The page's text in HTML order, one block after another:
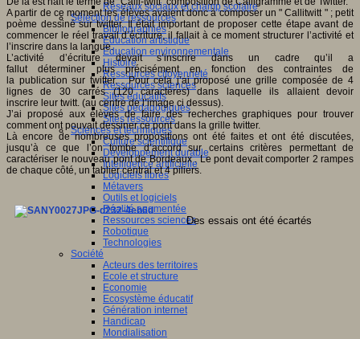
Réseaux sociaux et champ scolaire
Sélection de ressources
Bibliographies
Education artistique
Education environnementale
Histoire
Ressources citoyenneté
Ressources sciences
Sites éducatifs
Sites pédagogiques
Sites ressources
Sciences et techniques
Culture scientifique
Développement durable
Intelligence artificielle
Logiciels libres
Métavers
Outils et logiciels
Réalité augmentée
Ressources sciences
Robotique
Technologies
Société
Acteurs des territoires
Ecole et structure
Economie
Ecosystème éducatif
Génération internet
Handicap
Mondialisation
A partir de ce moment les élèves avaient donc à composer un " Callitwitt " ; petit
poème dessiné sur twitter. Il était important de proposer cette étape avant de
commencer le réel travail d’écriture, il fallait à ce moment structurer l’activité et
l’inscrire dans la langue.
L’activité d’écriture devait s’inscrire dans un cadre qu’il a
fallut déterminer plus précisément en fonction des contraintes de
la publication sur twitter. . Pour cela j’ai proposé une grille composée de 4
lignes de 30 carrés (120 caractères) dans laquelle ils allaient devoir
inscrire leur twitt. (au centre de l’image ci dessus).
J’ai proposé aux élèves de faire des recherches graphiques pour trouver
comment ont pouvait dessiner ce pont dans la grille twitter.
Là encore de nombreuses propositions ont été faites et ont été discutées,
jusqu’à ce que l’on tombe d’accord sur certains critères permettant de
caractériser le nouveau pont de Bordeaux . Le pont devait comporter 2 rampes
de chaque côté, un tablier central et 4 piliers.
Des essais ont été écartés